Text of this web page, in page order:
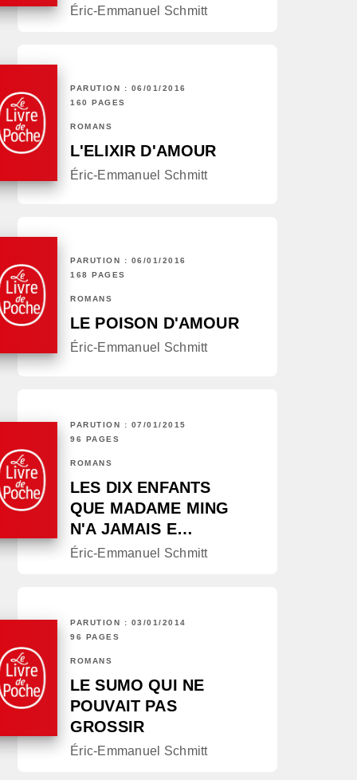
Éric-Emmanuel Schmitt
PARUTION : 06/01/2016
160 PAGES
ROMANS
L'ELIXIR D'AMOUR
Éric-Emmanuel Schmitt
PARUTION : 06/01/2016
168 PAGES
ROMANS
LE POISON D'AMOUR
Éric-Emmanuel Schmitt
PARUTION : 07/01/2015
96 PAGES
ROMANS
LES DIX ENFANTS
QUE MADAME MING
N'A JAMAIS E…
Éric-Emmanuel Schmitt
PARUTION : 03/01/2014
96 PAGES
ROMANS
LE SUMO QUI NE
POUVAIT PAS
GROSSIR
Éric-Emmanuel Schmitt